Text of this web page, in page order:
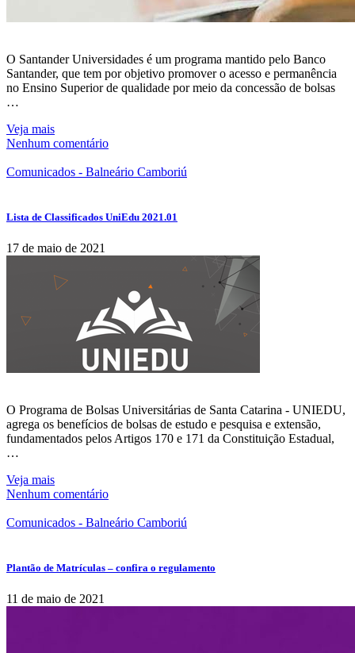
O Santander Universidades é um programa mantido pelo Banco
Santander, que tem por objetivo promover o acesso e permanência
no Ensino Superior de qualidade por meio da concessão de bolsas
…
Veja mais
Nenhum comentário
Comunicados - Balneário Camboriú
Lista de Classificados UniEdu 2021.01
17 de maio de 2021
O Programa de Bolsas Universitárias de Santa Catarina - UNIEDU,
agrega os benefícios de bolsas de estudo e pesquisa e extensão,
fundamentados pelos Artigos 170 e 171 da Constituição Estadual,
…
Veja mais
Nenhum comentário
Comunicados - Balneário Camboriú
Plantão de Matrículas – confira o regulamento
11 de maio de 2021